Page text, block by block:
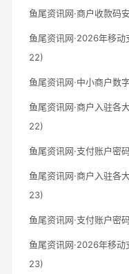
鱼尾资讯网·商户收款码
鱼尾资讯网·2026年移
22)
鱼尾资讯网·中小商户数
鱼尾资讯网·商户入驻各
22)
鱼尾资讯网·支付账户密
鱼尾资讯网·商户入驻各
23)
鱼尾资讯网·支付账户密
鱼尾资讯网·2026年移
23)